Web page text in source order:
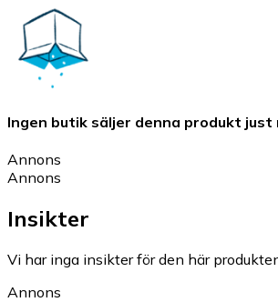
Ingen butik säljer denna produkt just
Annons
Annons
Insikter
Vi har inga insikter för den här
Annons